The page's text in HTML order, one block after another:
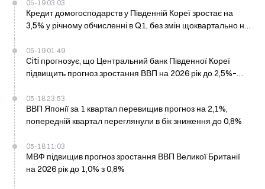
05-19 03:03
Кредит домогосподарств у Південній Кореї зростає на
3,5% у річному обчисленні в Q1, без змін щоквартально на
05-19 01:49
Citi прогнозує, що Центральний банк Південної Кореї
підвищить прогноз зростання ВВП на 2026 рік до 2,5%–
05-18 23:53
ВВП Японії за 1 квартал перевищив прогноз на 2,1%,
попередній квартал переглянули в бік зниження до 0,8%
05-18 11:03
МВФ підвищив прогноз зростання ВВП Великої Британії
на 2026 рік до 1,0% з 0,8%